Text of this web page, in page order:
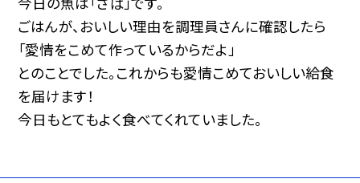
ごはんが、おいしい理由を調理員さんに確認したら
「愛情をこめて作っているからだよ」
とのことでした。これからも愛情こめておいしい給食
を届けます！
今日もとてもよく食べてくれていました。